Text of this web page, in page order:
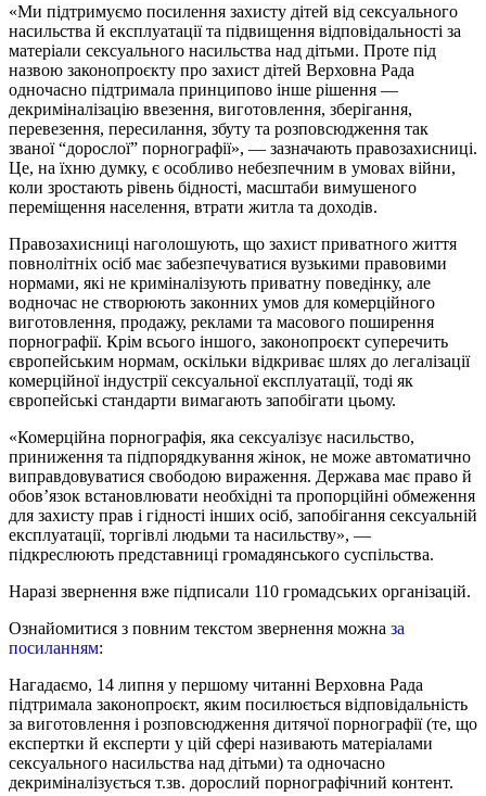
«Ми підтримуємо посилення захисту дітей від сексуального
насильства й експлуатації та підвищення відповідальності за
матеріали сексуального насильства над дітьми. Проте під
назвою законопроєкту про захист дітей Верховна Рада
одночасно підтримала принципово інше рішення —
декриміналізацію ввезення, виготовлення, зберігання,
перевезення, пересилання, збуту та розповсюдження так
званої “дорослої” порнографії», — зазначають правозахисниці.
Це, на їхню думку, є особливо небезпечним в умовах війни,
коли зростають рівень бідності, масштаби вимушеного
переміщення населення, втрати житла та доходів.
Правозахисниці наголошують, що захист приватного життя
повнолітніх осіб має забезпечуватися вузькими правовими
нормами, які не криміналізують приватну поведінку, але
водночас не створюють законних умов для комерційного
виготовлення, продажу, реклами та масового поширення
порнографії. Крім всього іншого, законопроєкт суперечить
європейським нормам, оскільки відкриває шлях до легалізації
комерційної індустрії сексуальної експлуатації, тоді як
європейські стандарти вимагають запобігати цьому.
«Комерційна порнографія, яка сексуалізує насильство,
приниження та підпорядкування жінок, не може автоматично
виправдовуватися свободою вираження. Держава має право й
обов’язок встановлювати необхідні та пропорційні обмеження
для захисту прав і гідності інших осіб, запобігання сексуальній
експлуатації, торгівлі людьми та насильству», —
підкреслюють представниці громадянського суспільства.
Наразі звернення вже підписали 110 громадських організацій.
Ознайомитися з повним текстом звернення можна за
посиланням:
Нагадаємо, 14 липня у першому читанні Верховна Рада
підтримала законопроєкт, яким посилюється відповідальність
за виготовлення і розповсюдження дитячої порнографії (те, що
експертки й експерти у цій сфері називають матеріалами
сексуального насильства над дітьми) та одночасно
декриміналізується т.зв. дорослий порнографічний контент.